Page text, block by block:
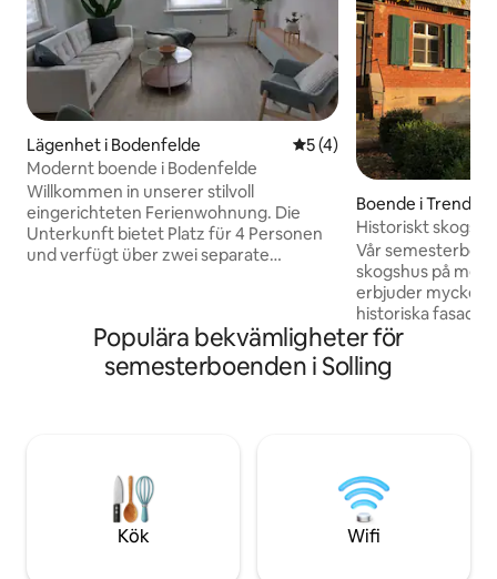
Lägenhet i Bodenfelde 5 av 5 i genomsnittligt
5 (4)
Modernt boende i Bodenfelde
Willkommen in unserer stilvoll
eingerichteten Ferienwohnung. Die
Unterkunft bietet Platz für 4 Personen
und verfügt über zwei separate
Badezimmer. Die Wohnung ist ideal für
Familien, Paare oder Geschäftsreisende,
die Komfort und eine ruhige
Boende i
Historiskt
och bastu
Vår
skogshus på mer
erbjuder mycket
historiska
moderna
ljust lantkök. I
och matplatsen
och teakmöbler
Populära bekvämligheter för
semesterboenden i Solling
Kök Wifi